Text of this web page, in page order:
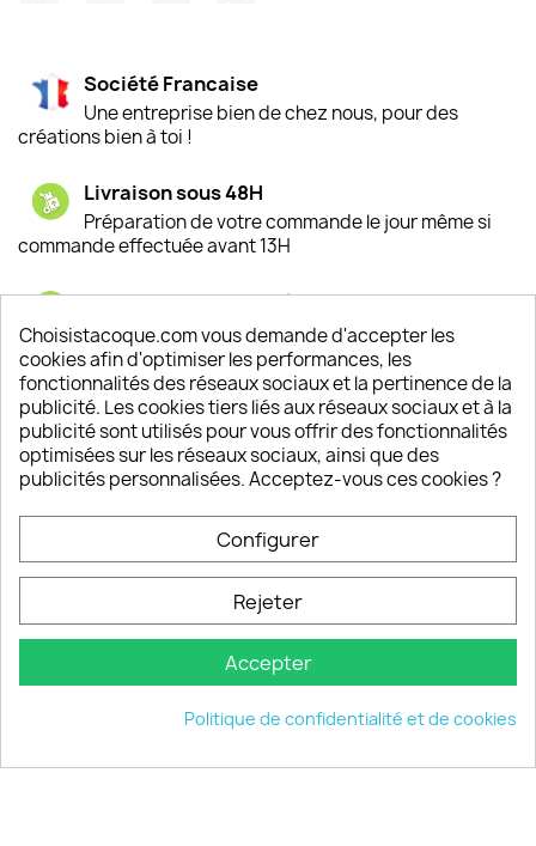
Société Francaise
Une entreprise bien de chez nous, pour des
créations bien à toi !
Livraison sous 48H
Préparation de votre commande le jour même si
commande effectuée avant 13H
Satisfaction de nos clients
Depuis 2009, entre 92% et 94% de nos clients
sont satisfaits de nos produits
Un SAV à votre écoute
Notre SAV est disponible 6/7J de 10h à 18H
keyboard_arrow_down
© 2026 - choisistacoque.com
Choisistacoque.com vous demande d'accepter les
cookies afin d'optimiser les performances, les
fonctionnalités des réseaux sociaux et la pertinence de la
publicité. Les cookies tiers liés aux réseaux sociaux et à la
publicité sont utilisés pour vous offrir des fonctionnalités
optimisées sur les réseaux sociaux, ainsi que des
publicités personnalisées. Acceptez-vous ces cookies ?
Configurer
Rejeter
Accepter
Politique de confidentialité et de cookies